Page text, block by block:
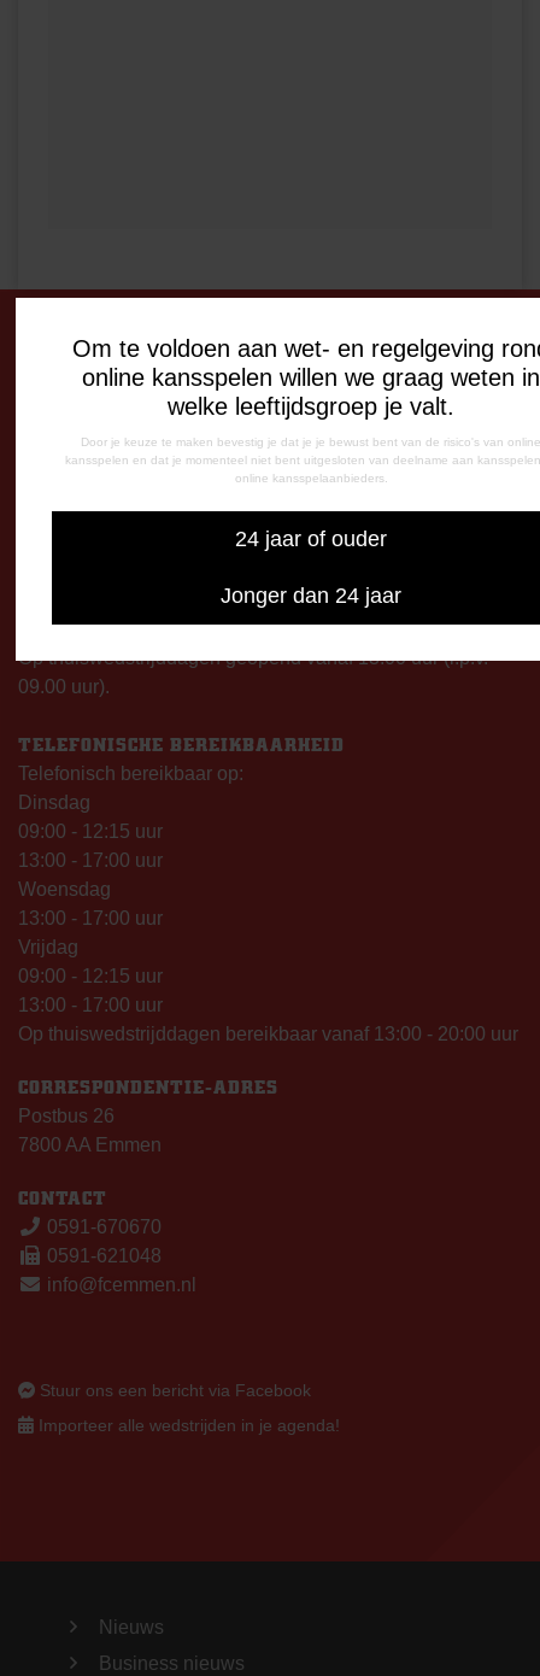
Om te voldoen aan wet- en regelgeving
online kansspelen willen we graag weten in
welke leeftijdsgroep je valt.
Door je keuze te maken bevestig je dat je je bewust bent van de risico's van
kansspelen en dat je momenteel niet bent uitgesloten van deelname aan
online kansspelaanbieders.
24 jaar of ouder
Jonger dan 24 jaar
DE OUDE MEERDIJK
De Oude Meerdijk
Maandag: 09.00 – 17.00 uur
13.00 – 17.00 uur
Op thuiswedstrijddagen geopend vanaf 13.00 uur (i.p.v.
09.00 uur).
TELEFONISCHE BEREIKBAARHEID
Telefonisch bereikbaar op:
Dinsdag
09:00 - 12:15 uur
13:00 - 17:00 uur
Woensdag
13:00 - 17:00 uur
Vrijdag
09:00 - 12:15 uur
13:00 - 17:00 uur
Op thuiswedstrijddagen bereikbaar vanaf 13:00 - 20:00 uur
CORRESPONDENTIE-ADRES
Postbus 26
7800 AA Emmen
CONTACT
0591-670670
0591-621048
info@fcemmen.nl
Stuur ons een bericht via Facebook
Importeer alle wedstrijden in je agenda!
Nieuws
Business nieuws